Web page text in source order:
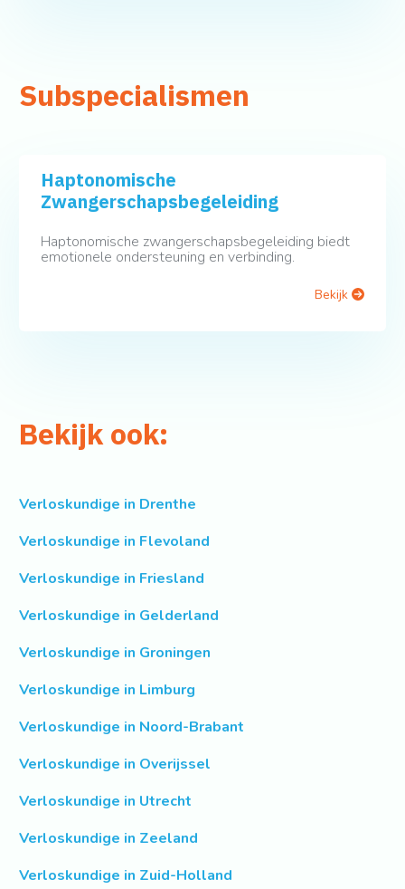
Subspecialismen
Haptonomische
Zwangerschapsbegeleiding
Haptonomische zwangerschapsbegeleiding biedt
emotionele ondersteuning en verbinding.
Bekijk
Bekijk ook:
Verloskundige in Drenthe
Verloskundige in Flevoland
Verloskundige in Friesland
Verloskundige in Gelderland
Verloskundige in Groningen
Verloskundige in Limburg
Verloskundige in Noord-Brabant
Verloskundige in Overijssel
Verloskundige in Utrecht
Verloskundige in Zeeland
Verloskundige in Zuid-Holland